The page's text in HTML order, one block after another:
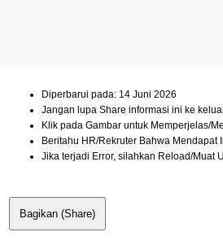
Diperbarui pada: 14 Juni 2026
Jangan lupa Share informasi ini ke
Klik pada Gambar untuk Memperjelas/
Beritahu HR/Rekruter Bahwa Mendapat
Jika terjadi Error, silahkan Reload/Muat
Bagikan (Share)